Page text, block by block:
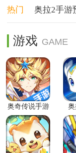
奥拉星圈
热门 奥拉2手游
奥拉星手
游戏
奥奇传说手游